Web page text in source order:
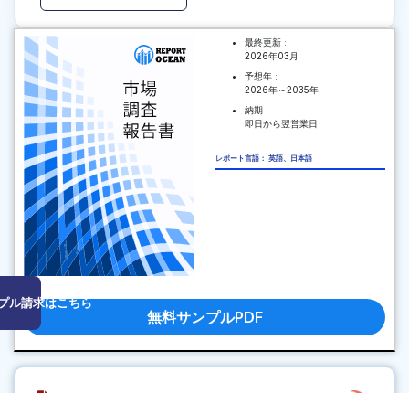
ル請求はこちら
最終更新 :
2026年03月
予想年 :
2026年～2035年
納期 :
即日から翌営業日
レポート言語： 英語、日本語
無料サンプルPDF